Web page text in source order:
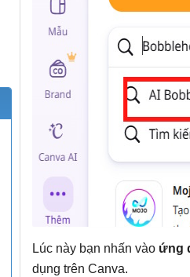
Lúc này bạn nhấn vào ứng
dụng trên Canva.